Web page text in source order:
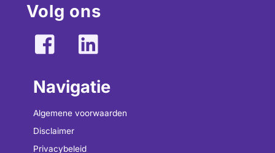
Volg ons
Navigatie
Algemene voorwaarden
Disclaimer
Privacybeleid